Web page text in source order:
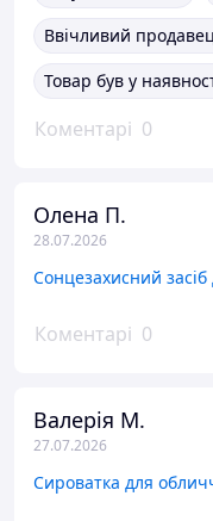
Ввічливий
Товар був у
Коментарі 0
Олена П.
28.07.2026
Коментарі 0
Валерія М.
27.07.2026